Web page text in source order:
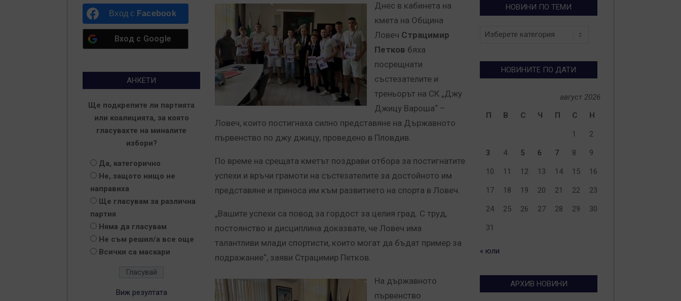
Днес в кабинета на
кмета на Община
Ловеч Страцимир
Петков бяха
посрещнати
състезателите и
треньорът на СК „Джу
Джицу Вароша“ –
Ловеч, които постигнаха силно представяне на Държавното
първенство по джу джицу, проведено в Пловдив.
По време на срещата кметът поздрави отбора за постигнатите
успехи и връчи грамоти на състезателите за достойното им
представяне и приноса им към развитието на спорта в Ловеч.
„Вашите успехи са повод за гордост за целия град. С труд,
постоянство и дисциплина доказвате, че Ловеч има
талантливи млади спортисти, които могат да бъдат пример за
подражание“, заяви Страцимир Петков.
На държавното
първенство
Вход с Facebook
Вход с Google
АНКЕТИ
Ще подкрепите ли партията
или коалицията, за която
гласувахте на миналите
избори?
Да, категорично
Не, защото нищо не
направиха
Ще гласувам за различна
партия
Няма да гласувам
Не съм решил/а все още
Всички са маскари
Виж резултата
НОВИНИ ПО ТЕМИ
Новини
НОВИНИТЕ ПО ДАТИ
август 2026
П
В С Ч П С Н
1 2
3 4 5 6 7 8 9
10 11 12 13 14 15 16
17 18 19 20 21 22 23
24 25 26 27 28 29 30
31
« юли
АРХИВ НОВИНИ